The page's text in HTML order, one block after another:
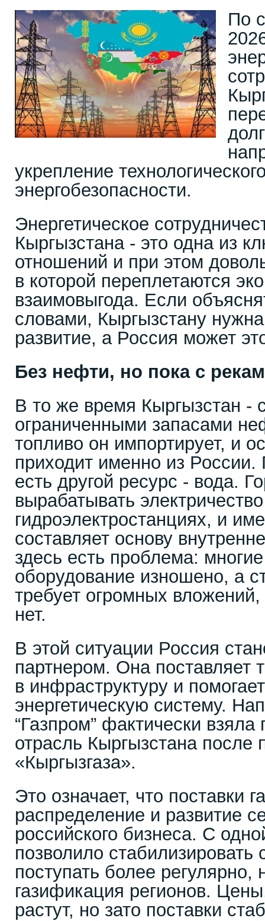
По
укрепление
энергобезопасности.
Энергетическое
Кыргызстана - это одна из
отношений и при этом
в которой переплетаются
взаимовыгода. Если
словами, Кыргызстану
развитие, а Россия может
Без нефти, но пока с
В то же время Кыргызстан -
ограниченными запасами
топливо он импортирует, и
приходит именно из
есть другой ресурс - вода.
вырабатывать
гидроэлектростанциях, и
составляет основу
здесь есть проблема:
оборудование изношено, а
требует огромных
нет.
В этой ситуации Россия
партнером. Она поставляет
в инфраструктуру и
энергетическую систему.
“Газпром” фактически взяла
отрасль Кыргызстана после
«Кыргызгаза».
Это означает, что поставки
распределение и развитие
российского бизнеса. С
позволило стабилизировать
поступать более регулярно,
газификация регионов.
растут, но зато поставки